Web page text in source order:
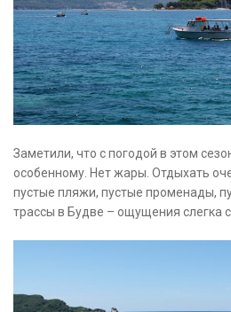
Заметили, что с погодой в этом
особенному. Нет жары. Отдыхать
пустые пляжи, пустые променады,
трассы в Будве – ощущения слегка